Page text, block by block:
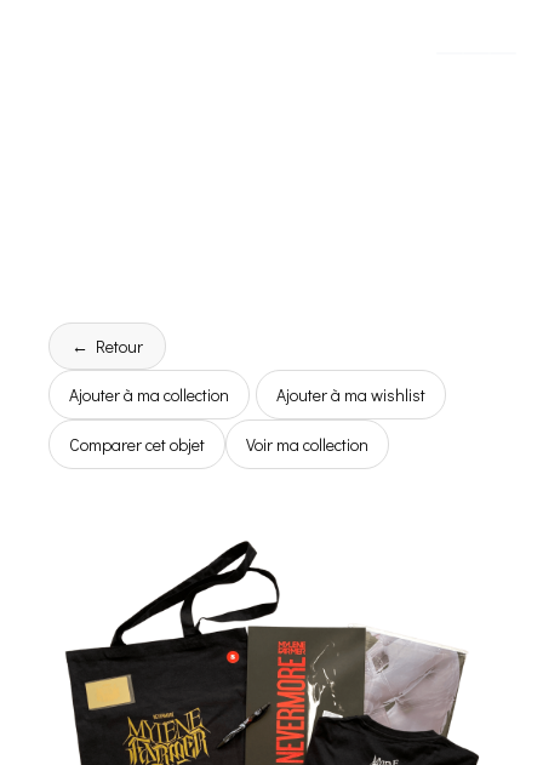
← Retour
Ajouter à ma collection Ajouter à ma wishlist
Comparer cet objet Voir ma collection